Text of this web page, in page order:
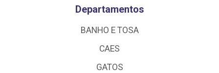
Departamentos
BANHO E TOSA
CAES
GATOS